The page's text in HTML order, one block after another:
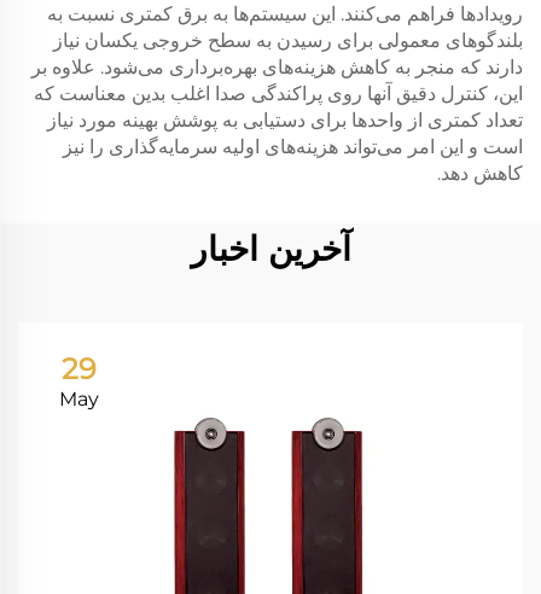
رویدادها فراهم می‌کنند. این سیستم‌ها به برق کمتری نسبت به
بلندگوهای معمولی برای رسیدن به سطح خروجی یکسان نیاز
دارند که منجر به کاهش هزینه‌های بهره‌برداری می‌شود. علاوه بر
این، کنترل دقیق آنها روی پراکندگی صدا اغلب بدین معناست که
تعداد کمتری از واحدها برای دستیابی به پوشش بهینه مورد نیاز
است و این امر می‌تواند هزینه‌های اولیه سرمایه‌گذاری را نیز
کاهش دهد.
آخرین اخبار
29
May